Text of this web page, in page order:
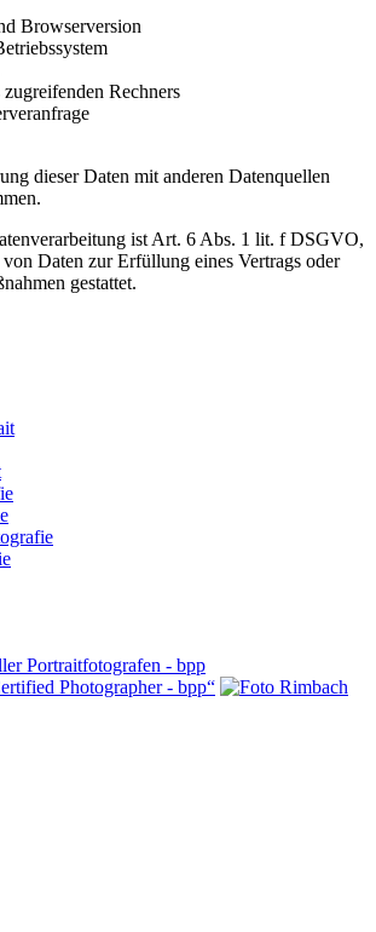
Browserversion
zugreifenden Rechners
dieser Daten mit anderen Datenquellen
ist Art. 6 Abs. 1 lit. f DSGVO,
Daten zur Erfüllung eines Vertrags oder
gestattet.